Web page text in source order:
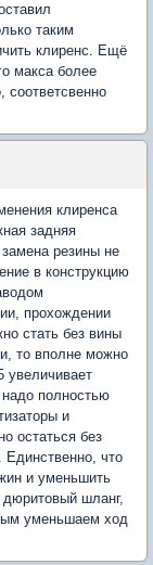
таким
клиренс. Ещё
макса более
соответсвенно
клиренса
задняя
резины не
в конструкцию
прохождении
стать без вины
то вполне можно
увеличивает
полностью
и
остаться без
Единственно, что
и уменьшить
дюритовый шланг,
уменьшаем ход